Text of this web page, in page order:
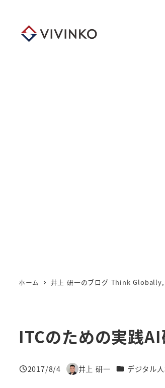
ホーム 井上 研一のブログ Think
ITCのための実践
投稿日
2017/8/4
著
井上 研一 カテゴリー
デジタル